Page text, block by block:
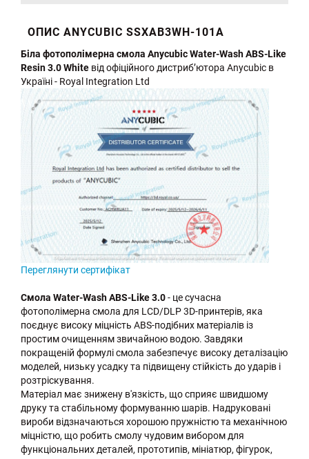
ОПИС ANYCUBIC SSXAB3WH-101A
Біла фотополімерна смола Anycubic Water-Wash ABS-Like
Resin 3.0 White від офіційного дистриб’ютора Anycubic в
Україні - Royal Integration Ltd
Переглянути сертифікат
Cмола Water-Wash ABS-Like 3.0- це сучасна
фотополімерна смола для LCD/DLP 3D-принтерів, яка
поєднує високу міцність ABS-подібних матеріалів із
простим очищенням звичайною водою. Завдяки
покращеній формулі смола забезпечує високу деталізацію
моделей, низьку усадку та підвищену стійкість до ударів і
розтріскування.
Матеріал має знижену в'язкість, що сприяє швидшому
друку та стабільному формуванню шарів. Надруковані
вироби відзначаються хорошою пружністю та механічною
міцністю, що робить смолу чудовим вибором для
функціональних деталей, прототипів, мініатюр, фігурок,